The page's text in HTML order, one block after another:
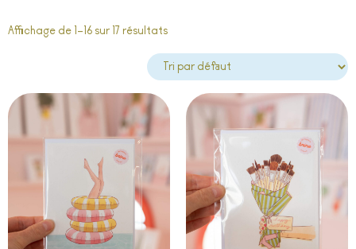
Affichage de 1–16 sur 17 résultats